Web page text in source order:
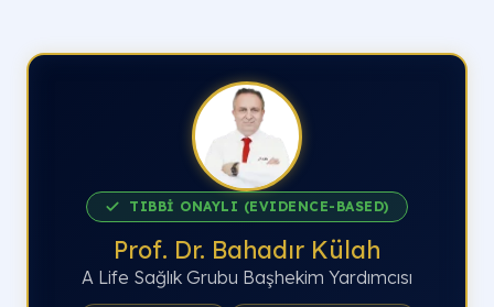
TIBBİ ONAYLI (EVIDENCE-BASED)
Prof. Dr. Bahadır Külah
A Life Sağlık Grubu Başhekim Yardımcısı